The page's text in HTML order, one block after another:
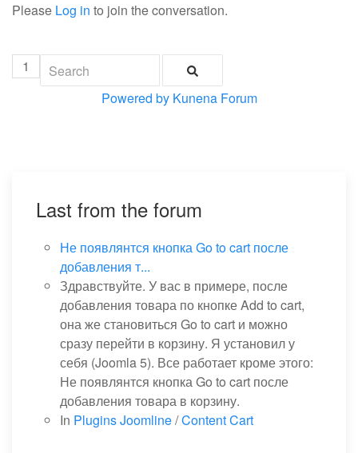
Please Log in to join the conversation.
1
Powered by Kunena Forum
Last from the forum
Не появлянтся кнопка Go to cart после
добавления т...
Здравствуйте. У вас в примере, после
добавления товара по кнопке Add to cart,
она же становиться Go to cart и можно
сразу перейти в корзину. Я установил у
себя (Joomla 5). Все работает кроме этого:
Не появлянтся кнопка Go to cart после
добавления товара в корзину.
In Plugins Joomline/Content Cart